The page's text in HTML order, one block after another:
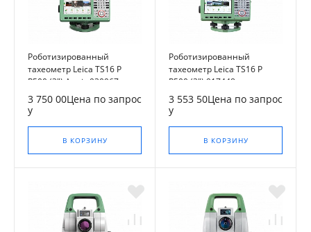
Роботизированный
тахеометр Leica TS16 P
R500 (3") Arctic 930967
3 750 00Цена по запрос
у
В КОРЗИНУ
Роботизированный
тахеометр Leica TS16 P
R500 (3") 917448
3 553 50Цена по запрос
у
В КОРЗИНУ